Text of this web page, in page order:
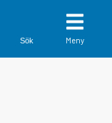
Sök Meny